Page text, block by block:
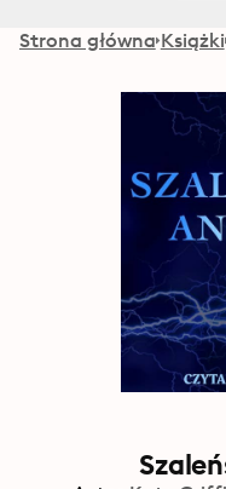
Strona główna Książki